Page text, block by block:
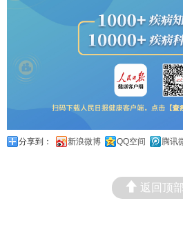
分享到： 新浪微博 QQ空间 腾讯
返回顶部